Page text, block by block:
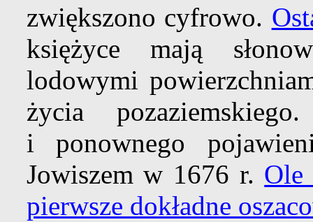
zwiększono cyfrowo.
księżyce mają
lodowymi
życia
i ponownego
Jowiszem w 1676 r. Ole
pierwsze dokładne